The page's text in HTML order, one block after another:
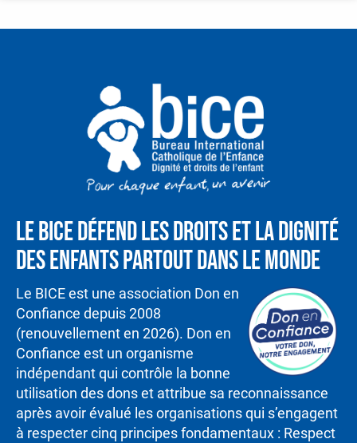
Le BICE défend les droits et la dignité
des enfants partout dans le monde
Le BICE est une association Don en
Confiance depuis 2008
(renouvellement en 2026). Don en
Confiance est un organisme
indépendant qui contrôle la bonne
utilisation des dons et attribue sa reconnaissance
après avoir évalué les organisations qui s’engagent
à respecter cinq principes fondamentaux : Respect